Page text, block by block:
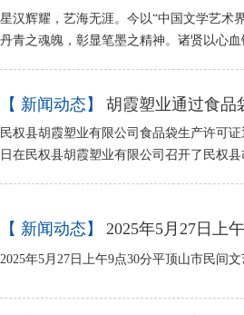
星汉辉耀，艺海无涯。今以“中国文学艺术
丹青之魂魄，彰显笔墨之精神。诸贤以心
【 新闻动态】 胡霞塑业通过食品
民权县胡霞塑业有限公司食品袋生产许可
日在民权县胡霞塑业有限公司召开了民权
【 新闻动态】 2025年5月27日上
2025年5月27日上午9点30分平顶山市民间